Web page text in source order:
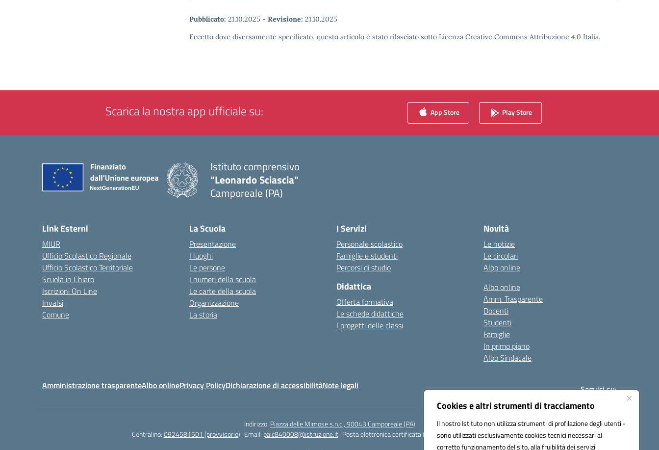
Cookies e altri strumenti di tracciamento
Il nostro Istituto non utilizza strumenti di profilazione degli utenti -
sono utilizzati esclusivamente cookies tecnici necessari al
corretto funzionamento del sito, alla fruibilità dei servizi
Pubblicato: 21.10.2025 - Revisione: 21.10.2025
Eccetto dove diversamente specificato, questo articolo è stato rilasciato sotto Licenza Creative Commons Attribuzione 4.0 Italia.
Scarica la nostra app ufficiale su: App Store Play Store
Istituto comprensivo
"Leonardo Sciascia"
Camporeale (PA)
Link Esterni
MIUR
Ufficio Scolastico Regionale
Ufficio Scolastico Territoriale
Scuola in Chiaro
Iscrizioni On Line
Invalsi
Comune
La Scuola
Presentazione
I luoghi
Le persone
I numeri della scuola
Le carte della scuola
Organizzazione
La storia
I Servizi
Personale scolastico
Famiglie e studenti
Percorsi di studio
Didattica
Offerta formativa
Le schede didattiche
I progetti delle classi
Novità
Le notizie
Le circolari
Albo online
Albo online
Amm. Trasparente
Docenti
Studenti
Famiglie
In primo piano
Albo Sindacale
Amministrazione trasparenteAlbo onlinePrivacy PolicyDichiarazione di accessibilitàNote legali Seguici su:
Indirizzo: Piazza delle Mimose s.n.c., 90043 Camporeale (PA)
Centralino:0924581501 (provvisorio) Email: paic840008@istruzione.it Posta elettronica certificata (PEC):paic840008@pec.istruzione.it